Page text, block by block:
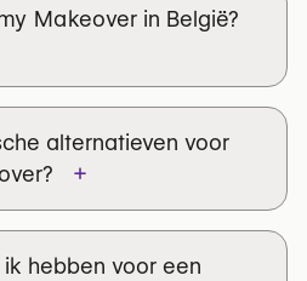
Therapy (NPWT) bij
geselecteerde gevallen
zodat je een
Makeover in België?
alternatieven voor
? +
hebben voor een